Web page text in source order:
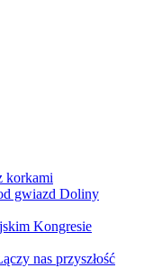
korkami
gwiazd Doliny
Kongresie
nas przyszłość